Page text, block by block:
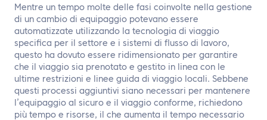
Mentre un tempo molte delle fasi coinvolte nella gestione
di un cambio di equipaggio potevano essere
automatizzate utilizzando la tecnologia di viaggio
specifica per il settore e i sistemi di flusso di lavoro,
questo ha dovuto essere ridimensionato per garantire
che il viaggio sia prenotato e gestito in linea con le
ultime restrizioni e linee guida di viaggio locali. Sebbene
questi processi aggiuntivi siano necessari per mantenere
l’equipaggio al sicuro e il viaggio conforme, richiedono
più tempo e risorse, il che aumenta il tempo necessario